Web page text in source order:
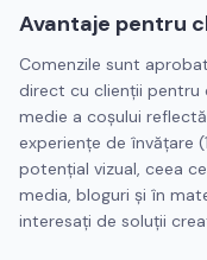
Avantaje pentru
Comenzile sunt
direct cu clienții pentru
medie a coșului
experiențe de învățare
potențial vizual, ceea
media, bloguri și în
interesați de soluții